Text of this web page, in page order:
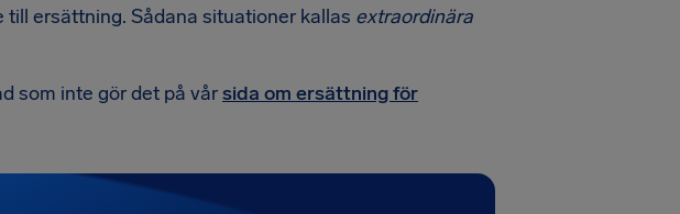
ersättning. Sådana situationer kallas extraordinära
som inte gör det på vårsida om ersättning för